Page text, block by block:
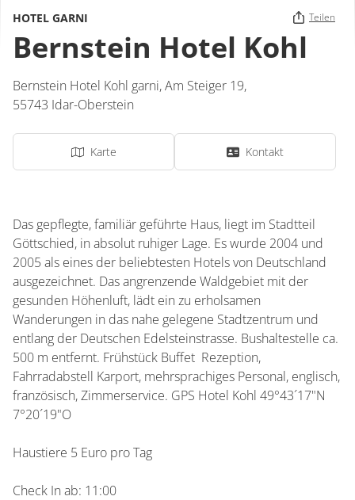
HOTEL GARNI Teilen
Bernstein Hotel Kohl
Bernstein Hotel Kohl garni,Am Steiger 19,
55743 Idar-Oberstein
Karte Kontakt
Das gepflegte, familiär geführte Haus, liegt im Stadtteil
Göttschied, in absolut ruhiger Lage. Es wurde 2004 und
2005 als eines der beliebtesten Hotels von Deutschland
ausgezeichnet. Das angrenzende Waldgebiet mit der
gesunden Höhenluft, lädt ein zu erholsamen
Wanderungen in das nahe gelegene Stadtzentrum und
entlang der Deutschen Edelsteinstrasse. Bushaltestelle ca.
500 m entfernt. Frühstück Buffet Rezeption,
Fahrradabstell Karport, mehrsprachiges Personal, englisch,
französisch, Zimmerservice. GPS Hotel Kohl 49°43´17"N
7°20´19"O
Haustiere 5 Euro pro Tag
Check In ab: 11:00